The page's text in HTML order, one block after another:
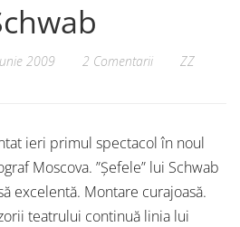
2009 2 Comentarii
ZZ
ieri primul spectacol în noul
Moscova. ”Șefele” lui Schwab
excelentă. Montare curajoasă.
teatrului continuă linia lui